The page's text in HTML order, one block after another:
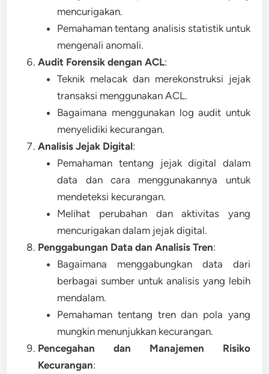
mencurigakan.
Pemahaman tentang analisis statistik untuk
mengenali anomali.
Audit Forensik dengan ACL:
Teknik melacak dan merekonstruksi jejak
transaksi menggunakan ACL.
Bagaimana menggunakan log audit untuk
menyelidiki kecurangan.
Analisis Jejak Digital:
Pemahaman tentang jejak digital dalam
data dan cara menggunakannya untuk
mendeteksi kecurangan.
Melihat perubahan dan aktivitas yang
mencurigakan dalam jejak digital.
Penggabungan Data dan Analisis Tren:
Bagaimana menggabungkan data dari
berbagai sumber untuk analisis yang lebih
mendalam.
Pemahaman tentang tren dan pola yang
mungkin menunjukkan kecurangan.
Pencegahan dan Manajemen Risiko
Kecurangan: